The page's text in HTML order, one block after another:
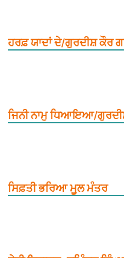
ਹਰਫ਼ ਯਾਦਾਂ ਦੇ/ਗੁਰਦੀਸ਼ ਕੌਰ
ਜਿਨੀ ਨਾਮੁ ਧਿਆਇਆ/
ਸਿਫ਼ਤੀ ਭਰਿਆ ਮੂ਼ਲ ਮੰਤਰ